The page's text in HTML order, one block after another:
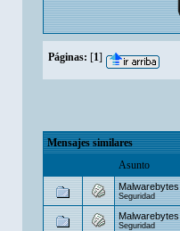
Páginas: [1]
Mensajes similares
Asunto
Seguridad
Seguridad